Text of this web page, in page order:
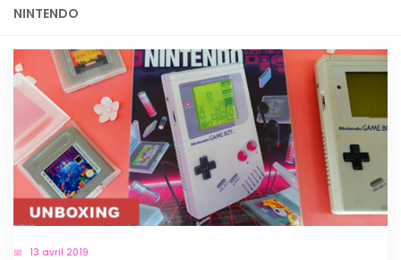
NINTENDO
13 avril 2019